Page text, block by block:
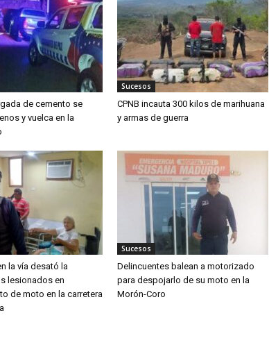
de cemento se
y vuelca en la
Sucesos
CPNB incauta 300 kilos de marihuana
y armas de guerra
la vía desató la
lesionados en
de moto en la carretera
Sucesos
Delincuentes balean a motorizado
para despojarlo de su moto en la
Morón-Coro